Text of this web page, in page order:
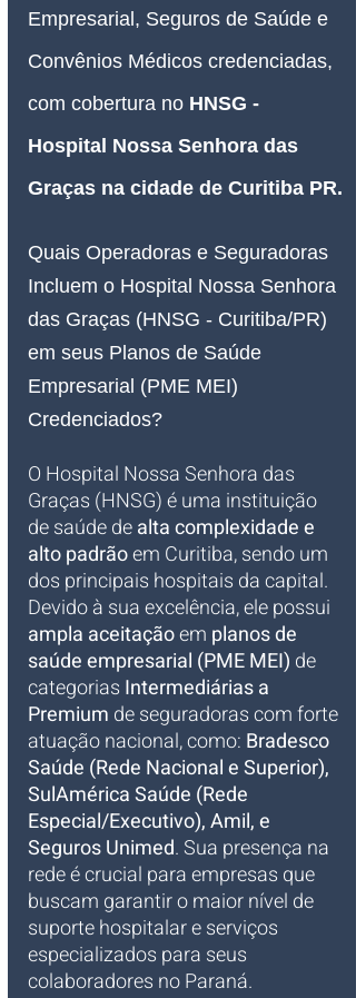
Empresarial, Seguros de Saúde e
Convênios Médicos credenciadas,
com cobertura no HNSG -
Hospital Nossa Senhora das
Graças na cidade de Curitiba PR.
Quais Operadoras e Seguradoras
Incluem o Hospital Nossa Senhora
das Graças (HNSG - Curitiba/PR)
em seus Planos de Saúde
Empresarial (PME MEI)
Credenciados?
O Hospital Nossa Senhora das
Graças (HNSG) é uma instituição
de saúde de alta complexidade e
alto padrão em Curitiba, sendo um
dos principais hospitais da capital.
Devido à sua excelência, ele possui
ampla aceitação em planos de
saúde empresarial (PME MEI) de
categorias Intermediárias a
Premium de seguradoras com forte
atuação nacional, como: Bradesco
Saúde (Rede Nacional e Superior),
SulAmérica Saúde (Rede
Especial/Executivo), Amil, e
Seguros Unimed. Sua presença na
rede é crucial para empresas que
buscam garantir o maior nível de
suporte hospitalar e serviços
especializados para seus
colaboradores no Paraná.